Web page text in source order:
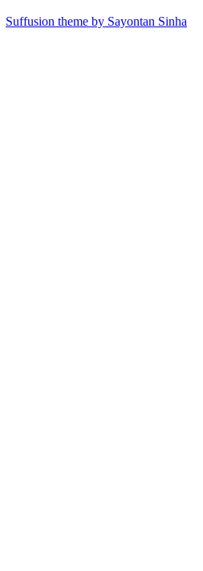
Suffusion theme by Sayontan Sinha